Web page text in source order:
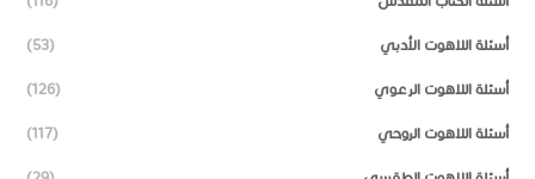
أسئلة اللاهوت الأدبي (53)
أسئلة اللاهوت الرعوي (126)
أسئلة اللاهوت الروحي (117)